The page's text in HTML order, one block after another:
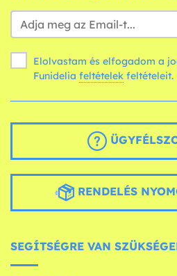
Elolvastam és elfogadom a
Funidelia feltételek feltételeit.
RENDELÉS
SEGÍTSÉGRE VAN